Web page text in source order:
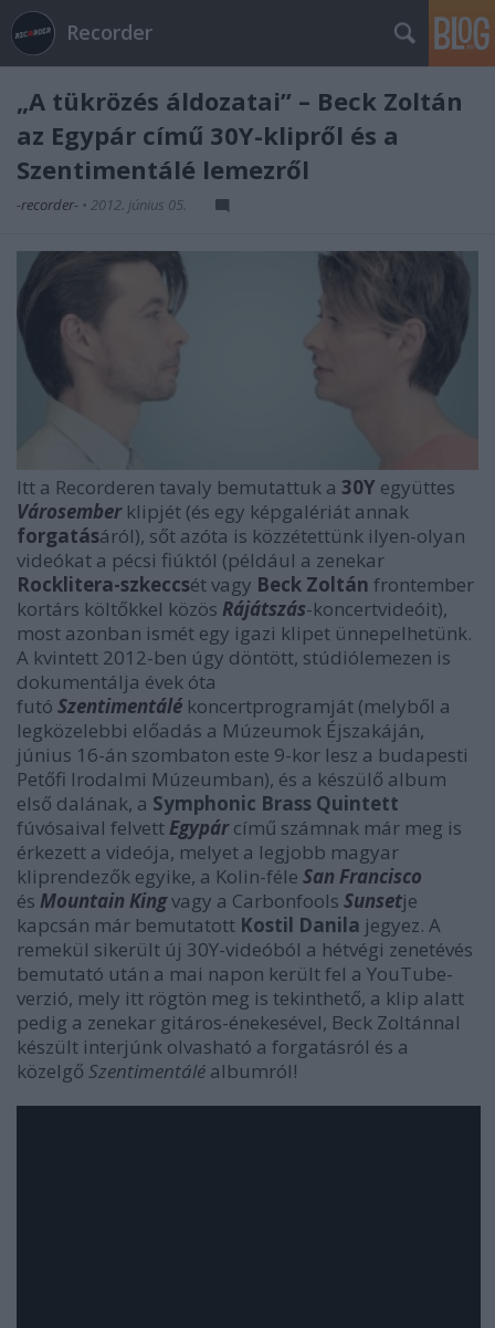
Recorder
„A tükrözés áldozatai” – Beck Zoltán
az Egypár című 30Y-klipről és a
Szentimentálé lemezről
-recorder- • 2012. június 05.
Itt a Recorderen tavaly bemutattuk a 30Y együttes
Városemberklipjét (és egy képgalériát annak
forgatásáról), sőt azóta is közzétettünk ilyen-olyan
videókat a pécsi fiúktól (például a zenekar
Rocklitera-szkeccsét vagy Beck Zoltán frontember
kortárs költőkkel közös Rájátszás-koncertvideóit),
most azonban ismét egy igazi klipet ünnepelhetünk.
A kvintett 2012-ben úgy döntött, stúdiólemezen is
dokumentálja évek óta
futó Szentimentálé koncertprogramját (melyből a
legközelebbi előadás a Múzeumok Éjszakáján,
június 16-án szombaton este 9-kor lesz a budapesti
Petőfi Irodalmi Múzeumban), és a készülő album
első dalának, a Symphonic Brass Quintett
fúvósaival felvettEgypár című számnak már meg is
érkezett a videója, melyet a legjobb magyar
kliprendezők egyike, a Kolin-féle San Francisco
és Mountain Kingvagy a Carbonfools Sunsetje
kapcsán már bemutatott Kostil Danila jegyez. A
remekül sikerült új 30Y-videóból a hétvégi zenetévés
bemutató után a mai napon került fel a YouTube-
verzió, mely itt rögtön meg is tekinthető, a klip alatt
pedig a zenekar gitáros-énekesével, Beck Zoltánnal
készült interjúnk olvasható a forgatásról és a
közelgő Szentimentálé albumról!